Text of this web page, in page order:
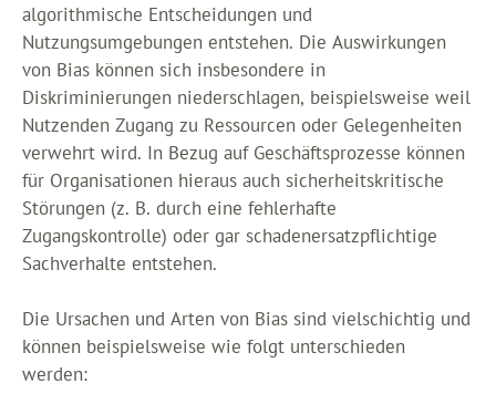
algorithmische Entscheidungen und
Nutzungsumgebungen entstehen. Die Auswirkungen
von Bias können sich insbesondere in
Diskriminierungen niederschlagen, beispielsweise weil
Nutzenden Zugang zu Ressourcen oder Gelegenheiten
verwehrt wird. In Bezug auf Geschäftsprozesse können
für Organisationen hieraus auch sicherheitskritische
Störungen (z. B. durch eine fehlerhafte
Zugangskontrolle) oder gar schadenersatzpflichtige
Sachverhalte entstehen.
Die Ursachen und Arten von Bias sind vielschichtig und
können beispielsweise wie folgt unterschieden
werden: